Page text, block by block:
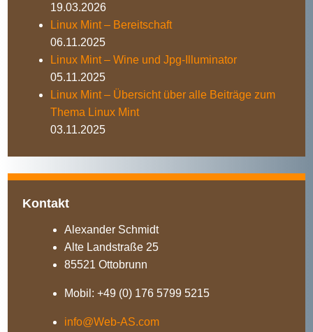
19.03.2026
Linux Mint – Bereitschaft
06.11.2025
Linux Mint – Wine und Jpg-Illuminator
05.11.2025
Linux Mint – Übersicht über alle Beiträge zum
Thema Linux Mint
03.11.2025
Kontakt
Alexander Schmidt
Alte Landstraße 25
85521 Ottobrunn
Mobil: +49 (0) 176 5799 5215
info@Web-AS.com